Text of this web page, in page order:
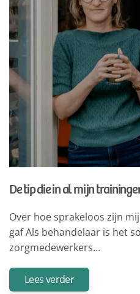
De tip die in al mijn
Over hoe sprakeloos zijn
gaf Als behandelaar is het
zorgmedewerkers…
Lees verder